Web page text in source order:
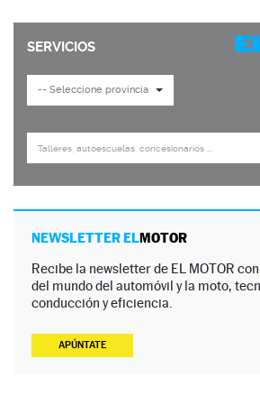
NEWSLETTER ELMOTOR
Recibe la newsletter de EL MOTOR
del mundo del automóvil y la moto,
conducción y eficiencia.
APÚNTATE